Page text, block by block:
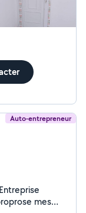
Auto-entrepreneur